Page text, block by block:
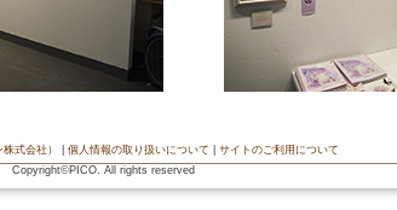
式会社） 個人情報の取り扱いについて
サイトのご利用について
Copyright©PICO. All rights reserved